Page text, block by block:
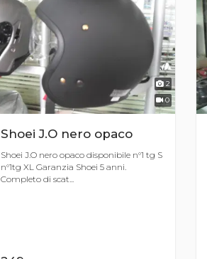
2
0
Shoei J.O nero opaco
Shoei J.O nero opaco disponibile n°1 tg S
n°1tg XL Garanzia Shoei 5 anni.
Completo di scat...